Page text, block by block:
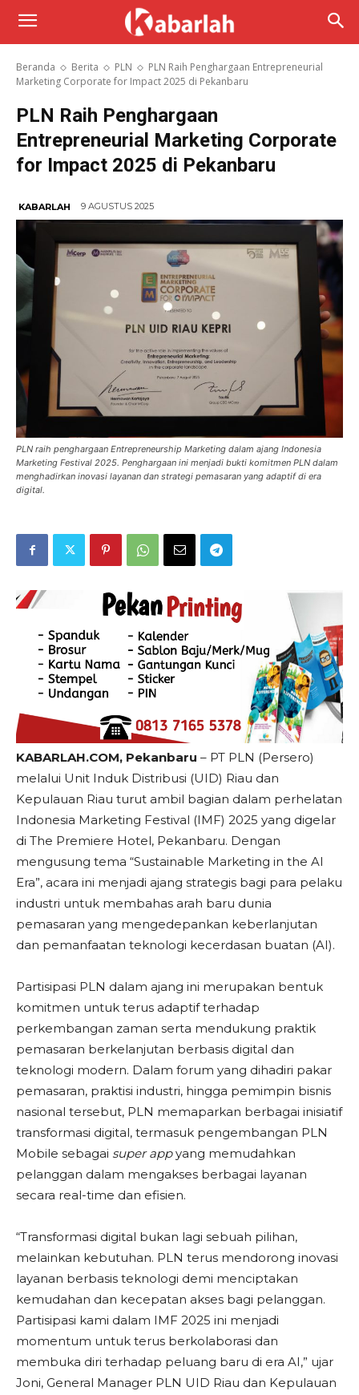
Beranda Berita PLN
PLN Raih Penghargaan Entrepreneurial
Marketing Corporate for Impact 2025 di Pekanbaru
PLN Raih Penghargaan
Entrepreneurial Marketing Corporate
for Impact 2025 di Pekanbaru
KABARLAH 9 AGUSTUS 2025
PLN raih penghargaan Entrepreneurship Marketing dalam ajang Indonesia
Marketing Festival 2025. Penghargaan ini menjadi bukti komitmen PLN dalam
menghadirkan inovasi layanan dan strategi pemasaran yang adaptif di era
digital.
KABARLAH.COM, Pekanbaru – PT PLN (Persero)
melalui Unit Induk Distribusi (UID) Riau dan
Kepulauan Riau turut ambil bagian dalam perhelatan
Indonesia Marketing Festival (IMF) 2025 yang digelar
di The Premiere Hotel, Pekanbaru. Dengan
mengusung tema “Sustainable Marketing in the AI
Era”, acara ini menjadi ajang strategis bagi para pelaku
industri untuk membahas arah baru dunia
pemasaran yang mengedepankan keberlanjutan
dan pemanfaatan teknologi kecerdasan buatan (AI).
Partisipasi PLN dalam ajang ini merupakan bentuk
komitmen untuk terus adaptif terhadap
perkembangan zaman serta mendukung praktik
pemasaran berkelanjutan berbasis digital dan
teknologi modern. Dalam forum yang dihadiri pakar
pemasaran, praktisi industri, hingga pemimpin bisnis
nasional tersebut, PLN memaparkan berbagai inisiatif
transformasi digital, termasuk pengembangan PLN
Mobile sebagai super appyang memudahkan
pelanggan dalam mengakses berbagai layanan
secara real-time dan efisien.
“Transformasi digital bukan lagi sebuah pilihan,
melainkan kebutuhan. PLN terus mendorong inovasi
layanan berbasis teknologi demi menciptakan
kemudahan dan kecepatan akses bagi pelanggan.
Partisipasi kami dalam IMF 2025 ini menjadi
momentum untuk terus berkolaborasi dan
membuka diri terhadap peluang baru di era AI,” ujar
Joni, General Manager PLN UID Riau dan Kepulauan